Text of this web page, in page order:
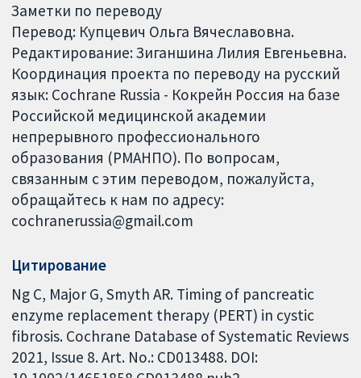
Заметки по переводу
Перевод: Купцевич Ольга Вячеславовна.
Редактирование: Зиганшина Лилия Евгеньевна.
Координация проекта по переводу на русский
язык: Cochrane Russia - Кокрейн Россия на базе
Российской медицинской академии
непрерывного профессионального
образования (РМАНПО). По вопросам,
связанным с этим переводом, пожалуйста,
обращайтесь к нам по адресу:
cochranerussia@gmail.com
Цитирование
Ng C, Major G, Smyth AR. Timing of pancreatic
enzyme replacement therapy (PERT) in cystic
fibrosis. Cochrane Database of Systematic Reviews
2021, Issue 8. Art. No.: CD013488. DOI: